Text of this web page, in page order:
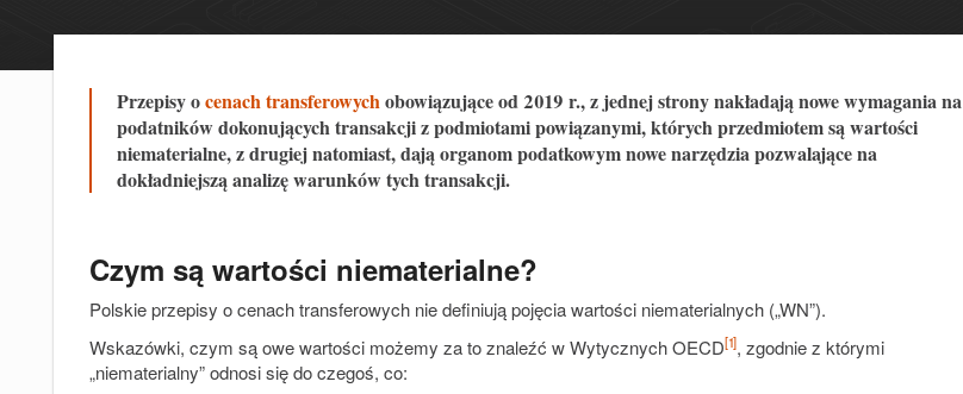
Przepisy ocenach transferowychobowiązujące od 2019 r., z jednej strony nakładają nowe wymagania na
podatników dokonujących transakcji z podmiotami powiązanymi, których przedmiotem są wartości
niematerialne, z drugiej natomiast, dają organom podatkowym nowe narzędzia pozwalające na
dokładniejszą analizę warunków tych transakcji.
Czym są wartości niematerialne?
Polskie przepisy o cenach transferowych nie definiują pojęcia wartości niematerialnych („WN”).
Wskazówki, czym są owe wartości możemy za to znaleźć w Wytycznych OECD[1], zgodnie z którymi
„niematerialny” odnosi się do czegoś, co: